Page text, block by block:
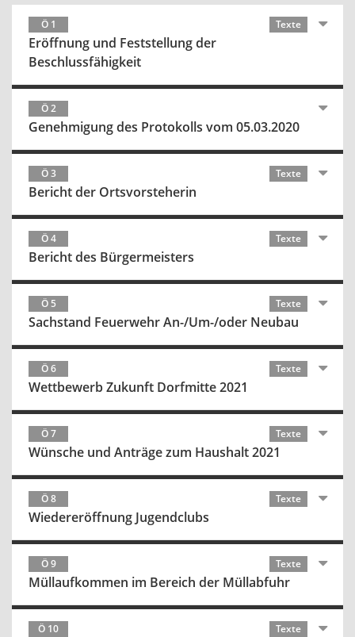
Ö 1 Texte
Eröffnung und Feststellung der
Beschlussfähigkeit
Ö 2
Genehmigung des Protokolls vom 05.03.2020
Ö 3 Texte
Bericht der Ortsvorsteherin
Ö 4 Texte
Bericht des Bürgermeisters
Ö 5 Texte
Sachstand Feuerwehr An-/Um-/oder Neubau
Ö 6 Texte
Wettbewerb Zukunft Dorfmitte 2021
Ö 7 Texte
Wünsche und Anträge zum Haushalt 2021
Ö 8 Texte
Wiedereröffnung Jugendclubs
Ö 9 Texte
Müllaufkommen im Bereich der Müllabfuhr
Ö 10 Texte